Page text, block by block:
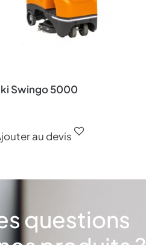
Swingo 5000
au devis
questions